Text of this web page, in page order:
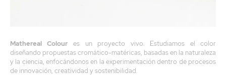
Mathereal Colour es un proyecto vivo. Estudiamos el color
diseñando propuestas cromático-matéricas, basadas en la naturaleza
y la ciencia, enfocándonos en la experimentación dentro de procesos
de innovación, creatividad y sostenibilidad.